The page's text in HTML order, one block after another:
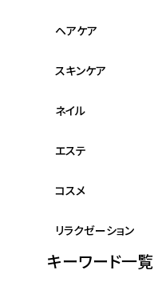
ヘアケア
スキンケア
ネイル
エステ
コスメ
リラクゼーション
キーワード一覧